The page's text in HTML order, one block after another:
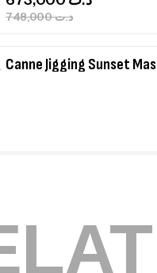
د.ت748,000
Canne Jigging Sunset
Bagagerie Surfcasting
د.ت
د.ت